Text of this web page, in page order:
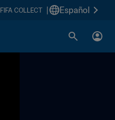
FIFA COLLECT Español